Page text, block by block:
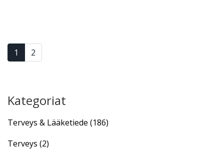
1 2
Kategoriat
Terveys & Lääketiede (186)
Terveys (2)